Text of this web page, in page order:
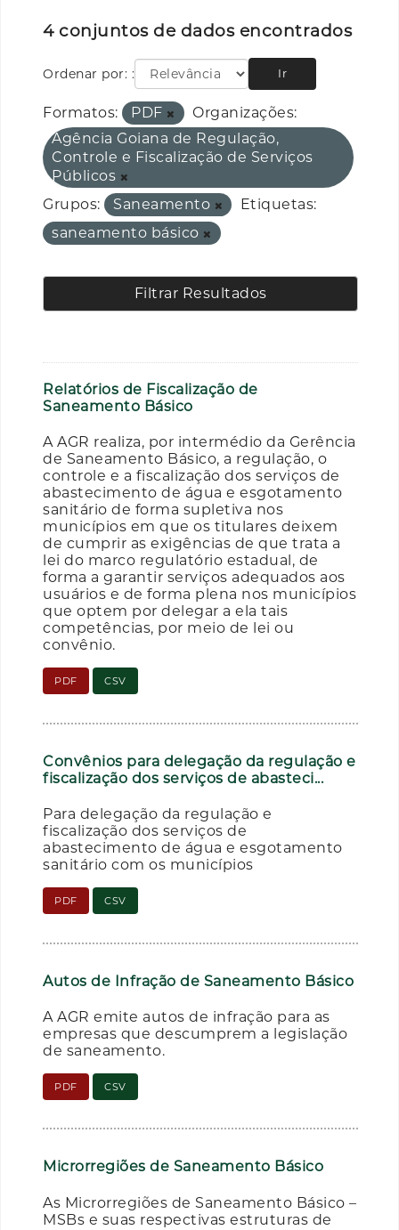
4 conjuntos de dados encontrados
Ordenar por: Ir
Formatos: PDF
Organizações:
Agência Goiana de Regulação,
Controle e Fiscalização de Serviços
Públicos
Grupos:
Saneamento
Etiquetas:
saneamento básico
Filtrar Resultados
Relatórios de Fiscalização de
Saneamento Básico
A AGR realiza, por intermédio da Gerência
de Saneamento Básico, a regulação, o
controle e a fiscalização dos serviços de
abastecimento de água e esgotamento
sanitário de forma supletiva nos
municípios em que os titulares deixem
de cumprir as exigências de que trata a
lei do marco regulatório estadual, de
forma a garantir serviços adequados aos
usuários e de forma plena nos municípios
que optem por delegar a ela tais
competências, por meio de lei ou
convênio.
PDF CSV
Convênios para delegação da regulação e
fiscalização dos serviços de abasteci...
Para delegação da regulação e
fiscalização dos serviços de
abastecimento de água e esgotamento
sanitário com os municípios
PDF CSV
Autos de Infração de Saneamento Básico
A AGR emite autos de infração para as
empresas que descumprem a legislação
de saneamento.
PDF CSV
Microrregiões de Saneamento Básico
As Microrregiões de Saneamento Básico –
MSBs e suas respectivas estruturas de